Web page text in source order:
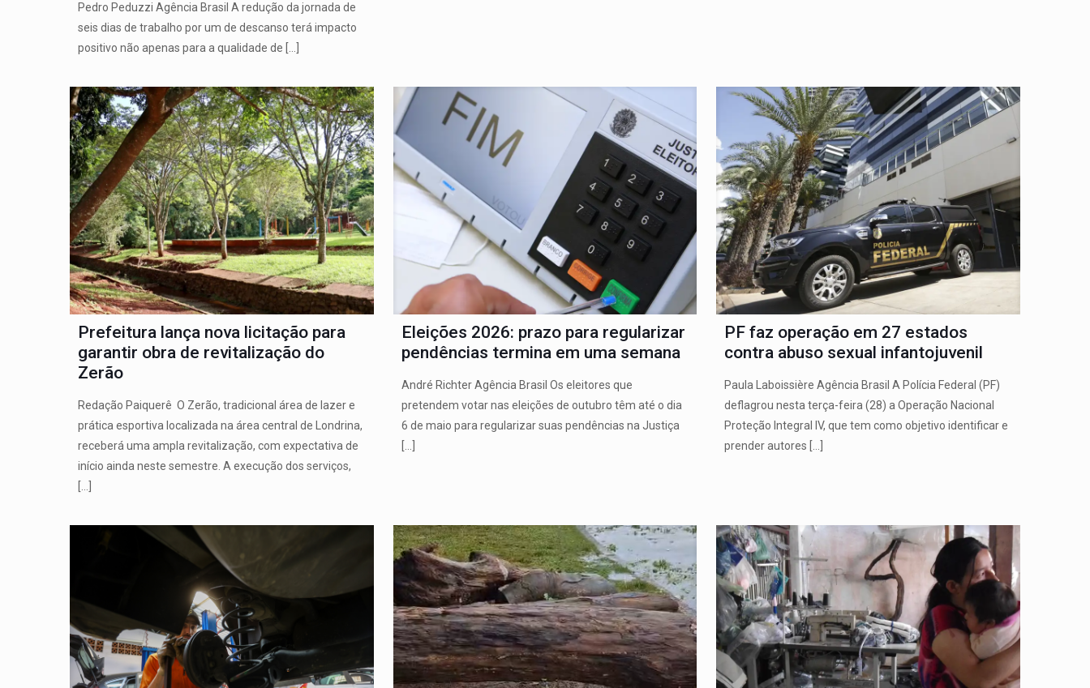
Pedro Peduzzi Agência Brasil A redução da jornada de
seis dias de trabalho por um de descanso terá impacto
positivo não apenas para a qualidade de
Prefeitura lança nova licitação para
garantir obra de revitalização do
Zerão
Redação Paiquerê O Zerão, tradicional área de lazer e
prática esportiva localizada na área central de Londrina,
receberá uma ampla revitalização, com expectativa de
início ainda neste semestre. A execução dos serviços,
Eleições 2026: prazo para regularizar
pendências termina em uma semana
André Richter Agência Brasil Os eleitores que
pretendem votar nas eleições de outubro têm até o dia
6 de maio para regularizar suas pendências na Justiça
PF faz operação em 27 estados
contra abuso sexual infantojuvenil
Paula Laboissière Agência Brasil A Polícia Federal (PF)
deflagrou nesta terça-feira (28) a Operação Nacional
Proteção Integral IV, que tem como objetivo identificar e
prender autores